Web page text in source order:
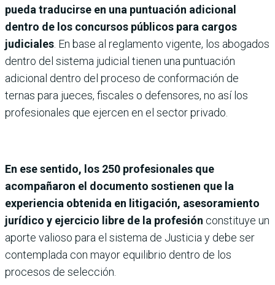
pueda traducirse en una puntuación adicional
dentro de los concursos públicos para cargos
judiciales. En base al reglamento vigente, los abogados
dentro del sistema judicial tienen una puntuación
adicional dentro del proceso de conformación de
ternas para jueces, fiscales o defensores, no así los
profesionales que ejercen en el sector privado.
En ese sentido, los 250 profesionales que
acompañaron el documento sostienen que la
experiencia obtenida en litigación, asesoramiento
jurídico y ejercicio libre de la profesión constituye un
aporte valioso para el sistema de Justicia y debe ser
contemplada con mayor equilibrio dentro de los
procesos de selección.